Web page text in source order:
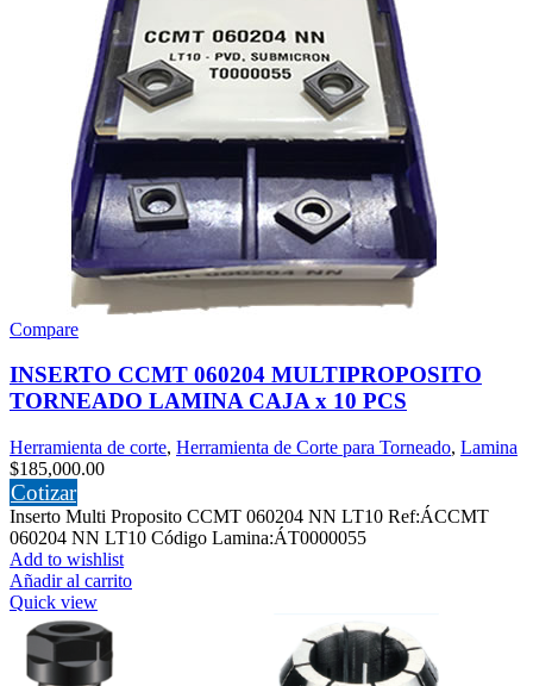
Compare
INSERTO CCMT 060204 MULTIPROPOSITO
TORNEADO LAMINA CAJA x 10 PCS
Herramienta de corte, Herramienta de Corte para Torneado, Lamina
$185,000.00
Cotizar
Inserto Multi Proposito CCMT 060204 NN LT10 Ref:ÁCCMT
060204 NN LT10 Código Lamina:ÁT0000055
Add to wishlist
Añadir al carrito
Quick view